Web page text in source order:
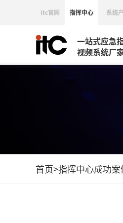
itc官网 指挥中心 系统
一站式应急
视频系统厂
首页>指挥中心成功案